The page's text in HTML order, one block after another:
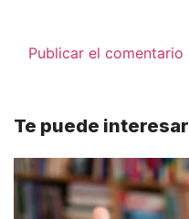
Te puede interesar